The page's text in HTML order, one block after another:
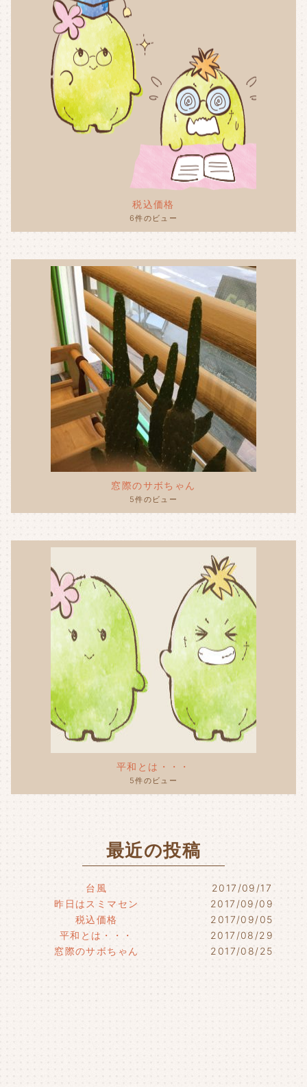
税込価格
6件のビュー
窓際のサボちゃん
5件のビュー
平和とは・・・
5件のビュー
最近の投稿
台風
2017/09/17
昨日はスミマセン
2017/09/09
税込価格
2017/09/05
平和とは・・・
2017/08/29
窓際のサボちゃん
2017/08/25